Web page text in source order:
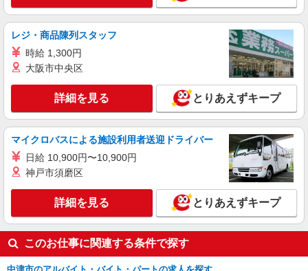
レジ・商品陳列スタッフ
時給 1,300円
大阪市中央区
詳細を見る とりあえずキープ
マイクロバスによる施設利用者送迎ドライバー
日給 10,900円〜10,900円
神戸市須磨区
詳細を見る とりあえずキープ
このお仕事に関連する条件で探す